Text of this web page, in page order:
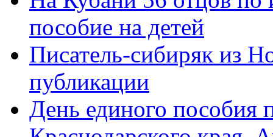
пособие на детей
Писатель-сибиряк из
публикации
День единого пособия